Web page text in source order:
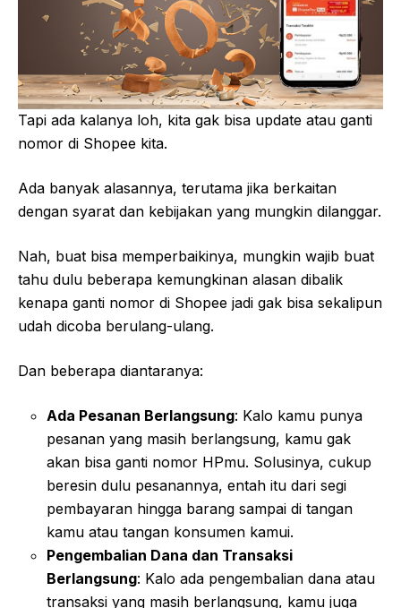
Tapi ada kalanya loh, kita gak bisa update atau ganti
nomor di Shopee kita.
Ada banyak alasannya, terutama jika berkaitan
dengan syarat dan kebijakan yang mungkin dilanggar.
Nah, buat bisa memperbaikinya, mungkin wajib buat
tahu dulu beberapa kemungkinan alasan dibalik
kenapa ganti nomor di Shopee jadi gak bisa sekalipun
udah dicoba berulang-ulang.
Dan beberapa diantaranya:
Ada Pesanan Berlangsung: Kalo kamu punya
pesanan yang masih berlangsung, kamu gak
akan bisa ganti nomor HPmu. Solusinya, cukup
beresin dulu pesanannya, entah itu dari segi
pembayaran hingga barang sampai di tangan
kamu atau tangan konsumen kamui.
Pengembalian Dana dan Transaksi
Berlangsung: Kalo ada pengembalian dana atau
transaksi yang masih berlangsung, kamu juga